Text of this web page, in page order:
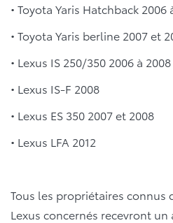
• Toyota Yaris Hatchback 2006
• Toyota Yaris berline 2007 et
• Lexus IS 250/350 2006 à 2008
• Lexus IS-F 2008
• Lexus ES 350 2007 et 2008
• Lexus LFA 2012
Tous les propriétaires connus
Lexus concernés recevront